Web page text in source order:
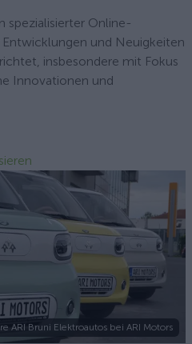
spezialisierter Online-
und Neuigkeiten
insbesondere mit Fokus
Innovationen und
ARI Bruni Elektroautos bei ARI Motors